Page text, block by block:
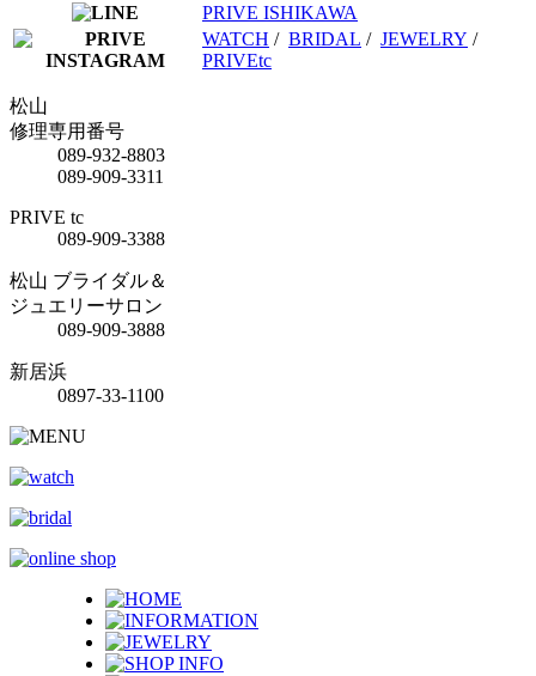
PRIVE ISHIKAWA
WATCH / BRIDAL / JEWELRY /
PRIVEtc
松山
修理専用番号
089-932-8803
089-909-3311
PRIVE tc
089-909-3388
松山 ブライダル＆
ジュエリーサロン
089-909-3888
新居浜
0897-33-1100